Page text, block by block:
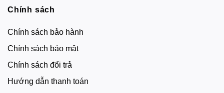
Chính sách
Chính sách bảo hành
Chính sách bảo mật
Chính sách đổi trả
Hướng dẫn thanh toán